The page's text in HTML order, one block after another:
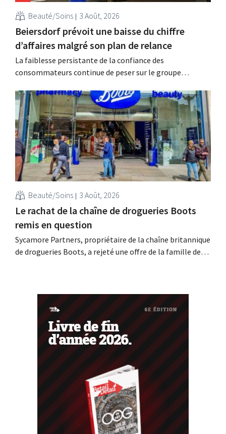
Beauté/Soins 3 Août, 2026
Beiersdorf prévoit une baisse du chiffre
d’affaires malgré son plan de relance
La faiblesse persistante de la confiance des
consommateurs continue de peser sur le groupe
multinationale s'attend désormais même à une légère
baisse de son chiffre d'affaires pour l'ensemble de
l'exercice.
Beauté/Soins 3 Août, 2026
Le rachat de la chaîne de drogueries Boots
remis en question
Sycamore Partners, propriétaire de la chaîne britannique
de drogueries Boots, a rejeté une offre de la famille de